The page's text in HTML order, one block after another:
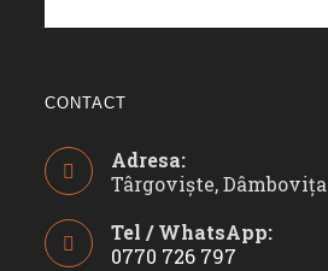
CONTACT
Adresa:
Târgoviște, Dâmbovița
Tel / WhatsApp:
0770 726 797